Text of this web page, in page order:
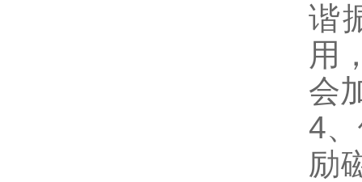
谐
用
会
4
励